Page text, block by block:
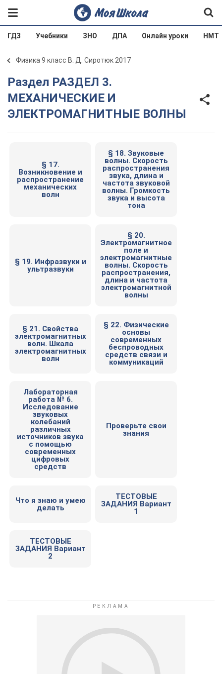
ГДЗ Учебники ЗНО ДПА Онлайн уроки НМТ
Физика 9 класс В. Д. Сиротюк 2017
Раздел РАЗДЕЛ 3.
МЕХАНИЧЕСКИЕ И
ЭЛЕКТРОМАГНИТНЫЕ ВОЛНЫ
§ 17.
Возникновение и
распространение
механических
волн
§ 18. Звуковые
волны. Скорость
распространения
звука, длина и
частота звуковой
волны. Громкость
звука и высота
тона
§ 19. Инфразвуки и
ультразвуки
§ 20.
Электромагнитное
поле и
электромагнитные
волны. Скорость
распространения,
длина и частота
электромагнитной
волны
§ 21. Свойства
электромагнитных
волн. Шкала
электромагнитных
волн
§ 22. Физические
основы
современных
беспроводных
средств связи и
коммуникаций
Лабораторная
работа № 6.
Исследование
звуковых
колебаний
различных
источников звука
с помощью
современных
цифровых
средств
Проверьте свои
знания
Что я знаю и умею
делать
ТЕСТОВЫЕ
ЗАДАНИЯ Вариант
1
ТЕСТОВЫЕ
ЗАДАНИЯ Вариант
2